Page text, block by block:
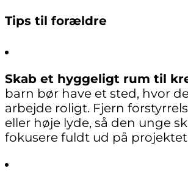
Tips til forældre
Skab et hyggeligt rum til
barn bør have et sted, hvor
arbejde roligt. Fjern
eller høje lyde, så den unge
fokusere fuldt ud på